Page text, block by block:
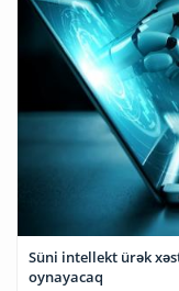
Süni intellekt ürək
oynayacaq